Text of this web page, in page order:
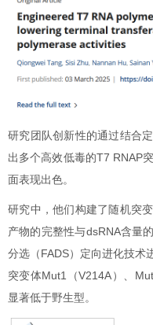
研究团队创新性的通过结合
出多个高效低毒的T7 RNAP
面表现出色。
研究中，他们构建了随机突
产物的完整性与dsRNA含量
分选（FADS）定向进化技术
突变体Mut1（V214A）、
显著低于野生型。